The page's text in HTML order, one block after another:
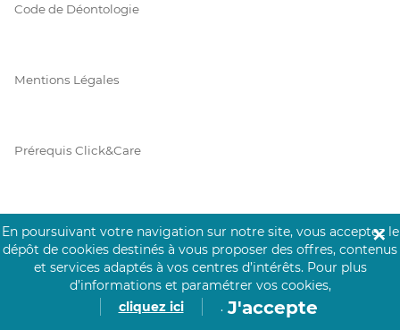
Code de Déontologie
Mentions Légales
Prérequis Click&Care
Vie Privée
En poursuivant votre navigation sur notre site, vous acceptez le
dépôt de cookies destinés à vous proposer des offres, contenus
et services adaptés à vos centres d’intérêts. Pour plus
d’informations et paramétrer vos cookies,
cliquez ici
. J'accepte
✕